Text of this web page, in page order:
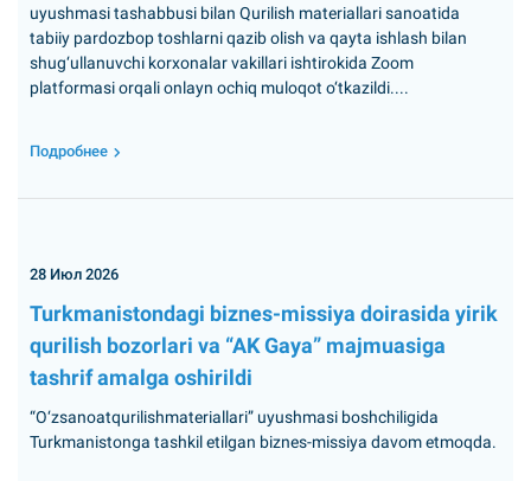
uyushmasi tashabbusi bilan Qurilish materiallari sanoatida
tabiiy pardozbop toshlarni qazib olish va qayta ishlash bilan
shug‘ullanuvchi korxonalar vakillari ishtirokida Zoom
platformasi orqali onlayn ochiq muloqot o‘tkazildi....
Подробнее
28 Июл 2026
Turkmanistondagi biznes-missiya doirasida yirik
qurilish bozorlari va “AK Gaya” majmuasiga
tashrif amalga oshirildi
“O‘zsanoatqurilishmateriallari” uyushmasi boshchiligida
Turkmanistonga tashkil etilgan biznes-missiya davom etmoqda.